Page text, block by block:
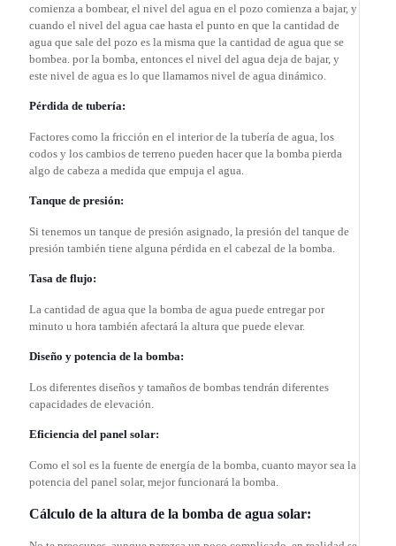
comienza a bombear, el nivel del agua en el pozo comienza a bajar, y
cuando el nivel del agua cae hasta el punto en que la cantidad de
agua que sale del pozo es la misma que la cantidad de agua que se
bombea. por la bomba, entonces el nivel del agua deja de bajar, y
este nivel de agua es lo que llamamos nivel de agua dinámico.
Pérdida de tubería:
Factores como la fricción en el interior de la tubería de agua, los
codos y los cambios de terreno pueden hacer que la bomba pierda
algo de cabeza a medida que empuja el agua.
Tanque de presión:
Si tenemos un tanque de presión asignado, la presión del tanque de
presión también tiene alguna pérdida en el cabezal de la bomba.
Tasa de flujo:
La cantidad de agua que la bomba de agua puede entregar por
minuto u hora también afectará la altura que puede elevar.
Diseño y potencia de la bomba:
Los diferentes diseños y tamaños de bombas tendrán diferentes
capacidades de elevación.
Eficiencia del panel solar:
Como el sol es la fuente de energía de la bomba, cuanto mayor sea la
potencia del panel solar, mejor funcionará la bomba.
Cálculo de la altura de la bomba de agua solar: